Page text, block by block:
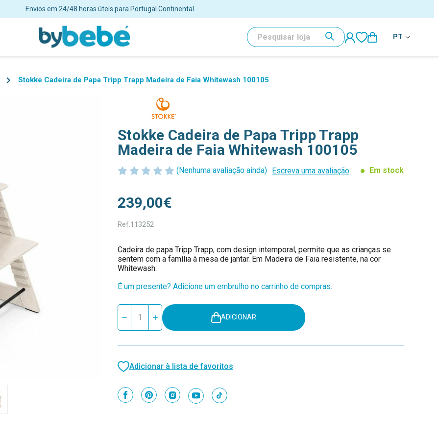
Envios em 24/48 horas úteis para Portugal Continental
PESQUISAR
PT
Stokke Cadeira de Papa Tripp Trapp Madeira de Faia Whitewash 100105
Stokke Cadeira de Papa Tripp Trapp
Madeira de Faia Whitewash 100105
(Nenhuma avaliação ainda) Escreva uma avaliação Em stock
239,00€
Ref.113252
Cadeira de papa Tripp Trapp, com design intemporal, permite que as crianças se
sentem com a família à mesa de jantar. Em Madeira de Faia resistente, na cor
Whitewash.
É um presente? Adicione um embrulho no carrinho de compras.
Stock
Reduzir
de
Cadeira
Papa
Tripp
Madeira
de
Faia
Aumentar
quantidade
de
Cadeira
Papa
Tripp
Madeira
de
Faia
ADICIONAR
Adicionar à lista de favoritos